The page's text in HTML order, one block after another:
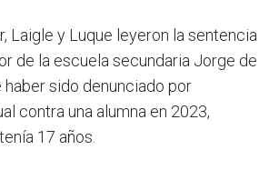
Laigle y Luque leyeron la sentencia
de la escuela secundaria Jorge de
haber sido denunciado por
contra una alumna en 2023,
17 años.